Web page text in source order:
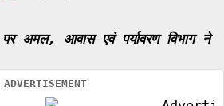
अमल, आवास एवं पर्यावरण विभाग ने
ADVERTISEMENT